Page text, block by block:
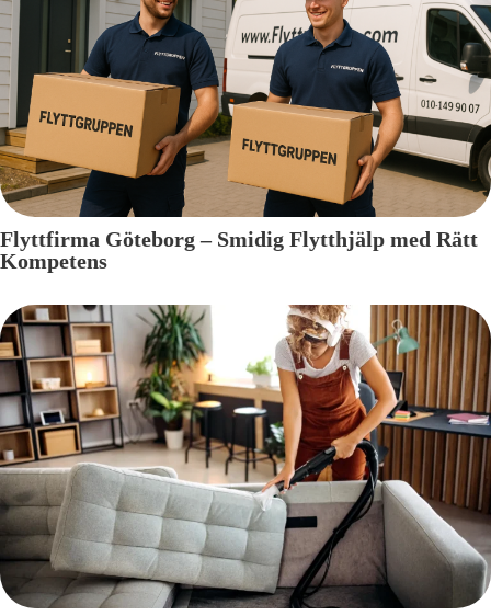
Flyttfirma Göteborg – Smidig Flytthjälp med Rätt
Kompetens